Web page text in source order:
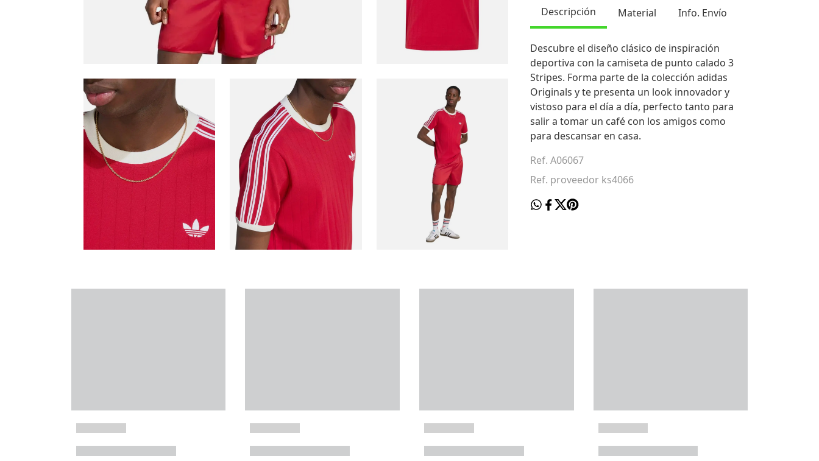
Descripción Material Info. Envío
Descubre el diseño clásico de inspiración
deportiva con la camiseta de punto calado 3
Stripes. Forma parte de la colección adidas
Originals y te presenta un look innovador y
vistoso para el día a día, perfecto tanto para
salir a tomar un café con los amigos como
para descansar en casa.
Ref. A06067
Ref. proveedor ks4066